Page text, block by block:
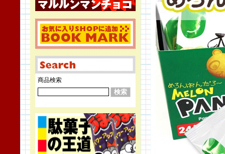
商品検索